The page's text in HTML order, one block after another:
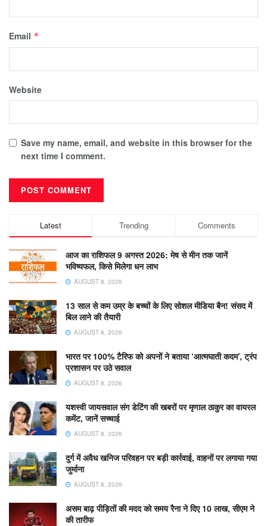
Email *
Website
Save my name, email, and website in this browser for the
next time I comment.
Latest Trending Comments
आज का राशिफल 9 अगस्त 2026: मेष से मीन तक जानें
भविष्यफल, किसे मिलेगा धन लाभ
AUGUST 8, 2026
13 साल से कम उम्र के बच्चों के लिए सोशल मीडिया बैन! संसद में
बिल लाने की तैयारी
AUGUST 8, 2026
भारत पर 100% टैरिफ को अपनों ने बताया ‘आत्मघाती कदम’, ट्रंप
प्रशासन पर उठे सवाल
AUGUST 8, 2026
यशस्वी जायसवाल संग डेटिंग की खबरों पर मृणाल ठाकुर का वायरल
कमेंट, जानें सच्चाई
AUGUST 8, 2026
दुर्ग में अवैध खनिज परिवहन पर बड़ी कार्रवाई, वाहनों पर लगाया गया
जुर्माना
AUGUST 8, 2026
असम बाढ़ पीड़ितों की मदद को समय रैना ने दिए 10 लाख, सीएम ने
की तारीफ